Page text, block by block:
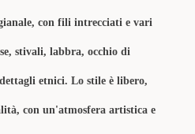
con fili intrecciati e vari
stivali, labbra, occhio di
etnici. Lo stile è libero,
con un'atmosfera artistica e